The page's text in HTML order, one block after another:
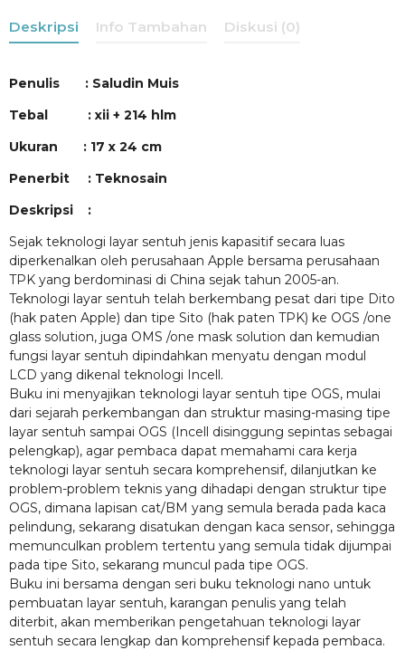
Deskripsi Info Tambahan Diskusi (0)
Penulis : Saludin Muis
Tebal : xii + 214 hlm
Ukuran : 17 x 24 cm
Penerbit : Teknosain
Deskripsi :
Sejak teknologi layar sentuh jenis kapasitif secara luas
diperkenalkan oleh perusahaan Apple bersama perusahaan
TPK yang berdominasi di China sejak tahun 2005-an.
Teknologi layar sentuh telah berkembang pesat dari tipe Dito
(hak paten Apple) dan tipe Sito (hak paten TPK) ke OGS /one
glass solution, juga OMS /one mask solution dan kemudian
fungsi layar sentuh dipindahkan menyatu dengan modul
LCD yang dikenal teknologi Incell.
Buku ini menyajikan teknologi layar sentuh tipe OGS, mulai
dari sejarah perkembangan dan struktur masing-masing tipe
layar sentuh sampai OGS (Incell disinggung sepintas sebagai
pelengkap), agar pembaca dapat memahami cara kerja
teknologi layar sentuh secara komprehensif, dilanjutkan ke
problem-problem teknis yang dihadapi dengan struktur tipe
OGS, dimana lapisan cat/BM yang semula berada pada kaca
pelindung, sekarang disatukan dengan kaca sensor, sehingga
memunculkan problem tertentu yang semula tidak dijumpai
pada tipe Sito, sekarang muncul pada tipe OGS.
Buku ini bersama dengan seri buku teknologi nano untuk
pembuatan layar sentuh, karangan penulis yang telah
diterbit, akan memberikan pengetahuan teknologi layar
sentuh secara lengkap dan komprehensif kepada pembaca.